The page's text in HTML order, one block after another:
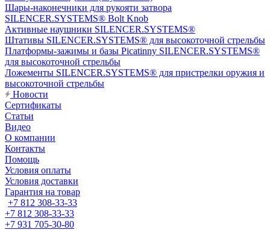
Шары-наконечники для рукояти затвора
SILENCER.SYSTEMS® Bolt Knob
Активные наушники SILENCER.SYSTEMS®
Штативы SILENCER.SYSTEMS® для высокоточной стрельбы
Платформы-зажимы и базы Picatinny SILENCER.SYSTEMS®
для высокоточной стрельбы
Ложементы SILENCER.SYSTEMS® для пристрелки оружия и
высокоточной стрельбы
Новости
Сертификаты
Статьи
Видео
О компании
Контакты
Помощь
Условия оплаты
Условия доставки
Гарантия на товар
+7 812 308-33-33
+7 812 308-33-33
+7 931 705-30-80